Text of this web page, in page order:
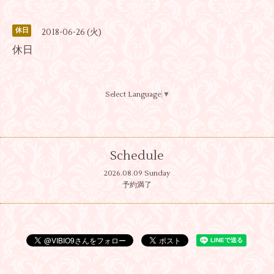
休日 2018-06-26 (火)
休日
Select Language ▼
Schedule
2026.08.09 Sunday
予約満了